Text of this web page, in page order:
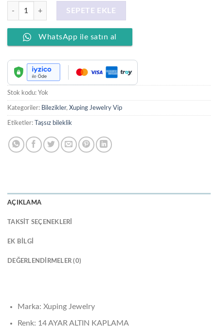
SEPETE EKLE
WhatsApp ile satın al
Stok kodu: Yok
Kategoriler: Bilezikler, Xuping Jewelry Vip
Etiketler: Taşsız bileklik
AÇIKLAMA
TAKSIT SEÇENEKLERI
EK BILGI
DEĞERLENDIRMELER (0)
Marka: Xuping Jewelry
Renk: 14 AYAR ALTIN KAPLAMA